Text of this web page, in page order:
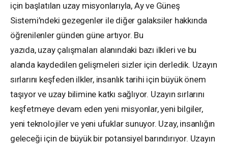
için başlatılan uzay misyonlarıyla, Ay ve Güneş
Sistemi’ndeki gezegenler ile diğer galaksiler hakkında
öğrenilenler günden güne artıyor. Bu
yazıda, uzay çalışmaları alanındaki bazı ilkleri ve bu
alanda kaydedilen gelişmeleri sizler için derledik. Uzayın
sırlarını keşfeden ilkler, insanlık tarihi için büyük önem
taşıyor ve uzay bilimine katkı sağlıyor. Uzayın sırlarını
keşfetmeye devam eden yeni misyonlar, yeni bilgiler,
yeni teknolojiler ve yeni ufuklar sunuyor. Uzay, insanlığın
geleceği için de büyük bir potansiyel barındırıyor. Uzayın